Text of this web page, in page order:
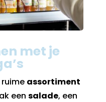
met je
assortiment
eensalade, een